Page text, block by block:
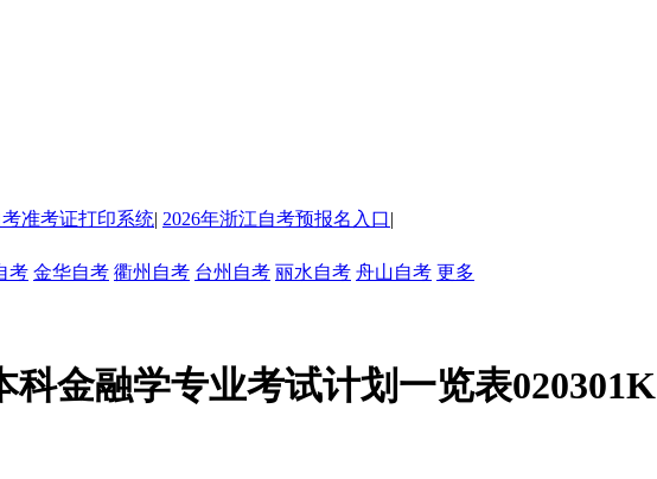
准考证打印系统| 2026年浙江自考预报名入口|
考 金华自考 衢州自考 台州自考 丽水自考 舟山自考 更多
科金融学专业考试计划一览表020301K